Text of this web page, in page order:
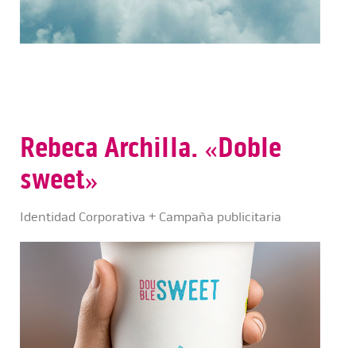
Rebeca Archilla. «Doble
sweet»
Identidad Corporativa + Campaña publicitaria